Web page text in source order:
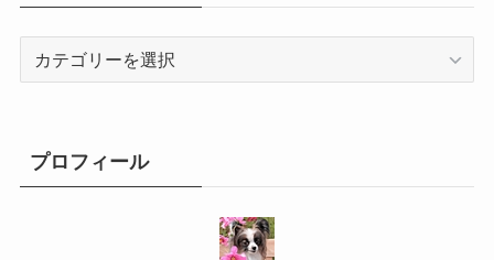
ープロフィール